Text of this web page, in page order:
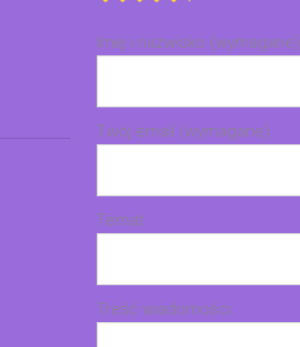
Imię i nazwisko (wymagane)
Twój email (wymagane)
Temat
Treść wiadomości